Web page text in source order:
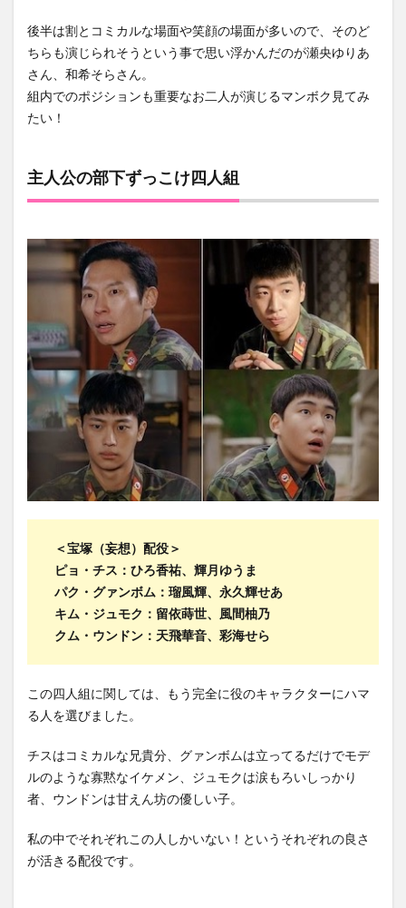
後半は割とコミカルな場面や笑顔の場面が多いので、そのど
ちらも演じられそうという事で思い浮かんだのが瀬央ゆりあ
さん、和希そらさん。
組内でのポジションも重要なお二人が演じるマンボク見てみ
たい！
主人公の部下ずっこけ四人組
＜宝塚（妄想）配役＞
ピョ・チス：ひろ香祐、輝月ゆうま
パク・グァンボム：瑠風輝、永久輝せあ
キム・ジュモク：留依蒔世、風間柚乃
クム・ウンドン：天飛華音、彩海せら
この四人組に関しては、もう完全に役のキャラクターにハマ
る人を選びました。
チスはコミカルな兄貴分、グァンボムは立ってるだけでモデ
ルのような寡黙なイケメン、ジュモクは涙もろいしっかり
者、ウンドンは甘えん坊の優しい子。
私の中でそれぞれこの人しかいない！というそれぞれの良さ
が活きる配役です。